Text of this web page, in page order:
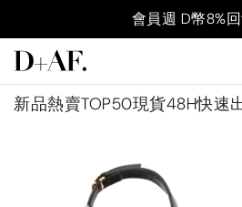
會員週 D幣8%
新品熱賣TOP50現貨48H快速